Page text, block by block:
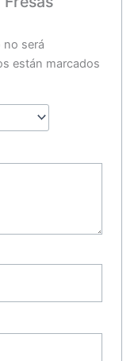
no será
están marcados